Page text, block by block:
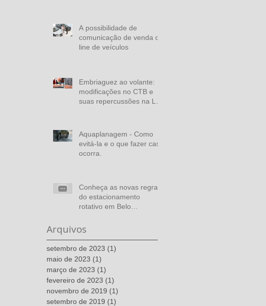
A possibilidade de
comunicação de venda on
line de veículos
Embriaguez ao volante:
modificações no CTB e
suas repercussões na Lei
Aquaplanagem - Como
evitá-la e o que fazer caso
ocorra.
Conheça as novas regras
do estacionamento
rotativo em Belo
Arquivos
setembro de 2023 (1)
maio de 2023 (1)
março de 2023 (1)
fevereiro de 2023 (1)
novembro de 2019 (1)
setembro de 2019 (1)